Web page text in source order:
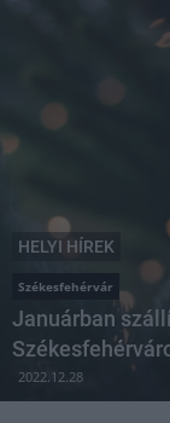
HELYI HÍREK
Székesfehérvár
Januárban
2022.12.28